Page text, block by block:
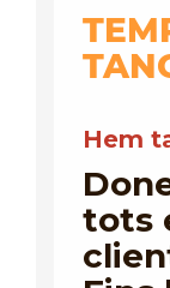
Hem
tots
sobre,
salsa per
WhatsApp
Us
bona teca i